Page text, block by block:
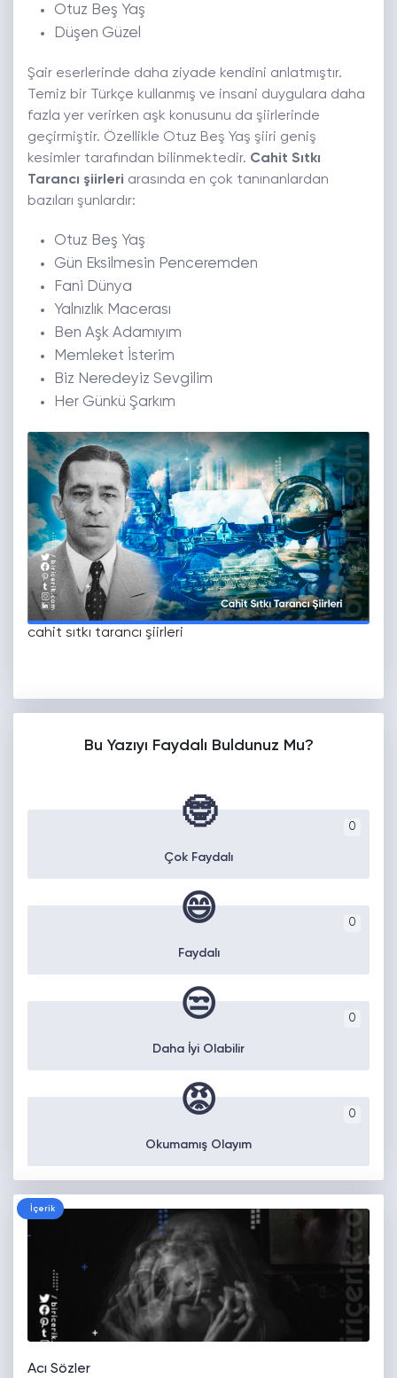
Otuz Beş Yaş
Düşen Güzel
Şair eserlerinde daha ziyade kendini anlatmıştır.
Temiz bir Türkçe kullanmış ve insani duygulara daha
fazla yer verirken aşk konusunu da şiirlerinde
geçirmiştir. Özellikle Otuz Beş Yaş şiiri geniş
kesimler tarafından bilinmektedir. Cahit Sıtkı
Tarancı şiirleri arasında en çok tanınanlardan
bazıları şunlardır:
Otuz Beş Yaş
Gün Eksilmesin Penceremden
Fani Dünya
Yalnızlık Macerası
Ben Aşk Adamıyım
Memleket İsterim
Biz Neredeyiz Sevgilim
Her Günkü Şarkım
cahit sıtkı tarancı şiirleri
Bu Yazıyı Faydalı Buldunuz Mu?
0
🤓
Çok Faydalı
0
😄
Faydalı
0
😒
Daha İyi Olabilir
0
😡
Okumamış Olayım
İçerik
Acı Sözler